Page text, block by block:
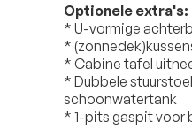
Optionele extra's:
* U-vormige
*
* Cabine tafel
* Dubbele
schoonwatertank
* 1-pits gaspit voor